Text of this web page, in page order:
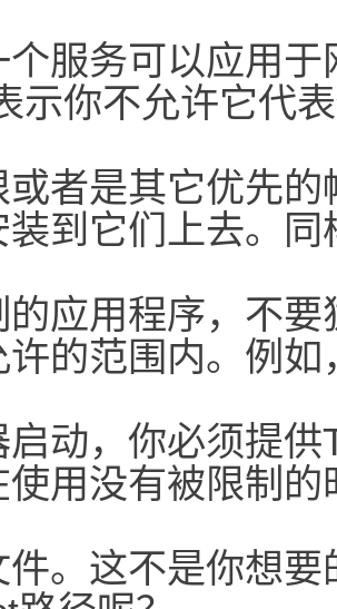
个服务可以应用
示你不允许它代
或者是其它优先
装到它们上去。
的应用程序，不
许的范围内。例
启动，你必须提
使用没有被限制
件。这不是你想